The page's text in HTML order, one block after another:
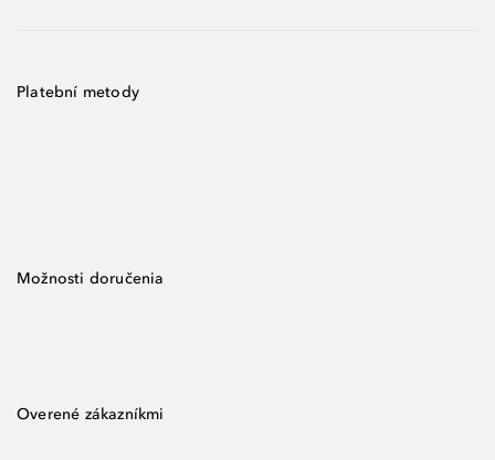
Platební metody
Možnosti doručenia
Overené zákazníkmi